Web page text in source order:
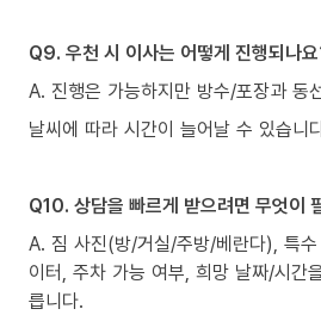
Q9. 우천 시 이사는 어떻게 진행되나
A. 진행은 가능하지만 방수/포장과 동
날씨에 따라 시간이 늘어날 수 있습니
Q10. 상담을 빠르게 받으려면 무엇이
A. 짐 사진(방/거실/주방/베란다), 특
이터, 주차 가능 여부, 희망 날짜/시간
릅니다.